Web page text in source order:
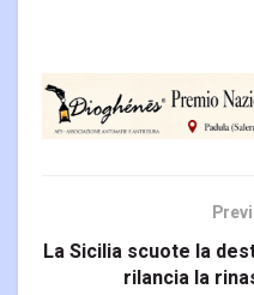
auguri di pronta e completa
guarigione e ringraziando
tutte le forze dell'ordine…
La Sicilia scuote la
rilancia la